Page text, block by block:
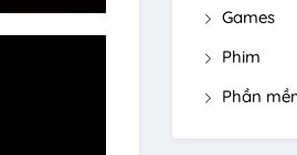
Games
Phim
Phần